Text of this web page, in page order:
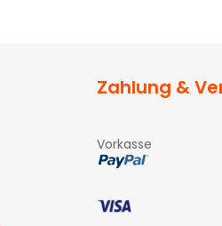
Zahlung &
Vorkasse